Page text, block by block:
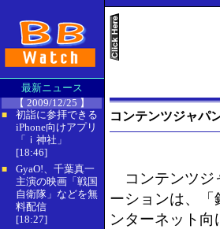
最新ニュース
【 2009/12/25 】
■
初詣に参拝できる
iPhone向けアプリ
「ｉ神社」
[18:46]
■
GyaO!、千葉真一
主演の映画「戦国
自衛隊」などを無
料配信
[18:27]
コンテンツジャパ
コンテンツジ
ーションは、「
ンターネット